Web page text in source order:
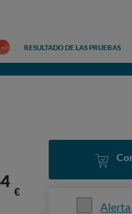
RESULTADO DE LAS PRUEBAS
€
Alerta